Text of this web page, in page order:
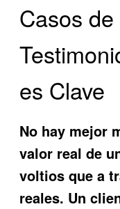
Casos
es Clave
No hay mejor
valor real de
voltios que a
reales. Un